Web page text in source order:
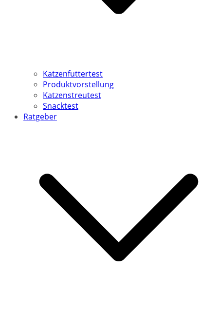
Katzenfuttertest
Produktvorstellung
Katzenstreutest
Snacktest
Ratgeber